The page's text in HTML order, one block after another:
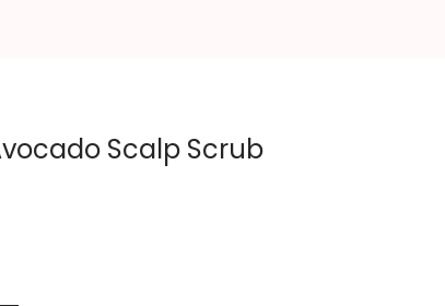
Scalp Scrub